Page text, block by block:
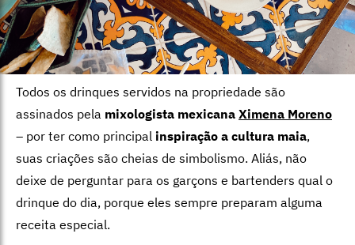
Todos os drinques servidos na propriedade são
assinados pela mixologista mexicana Ximena Moreno
– por ter como principal inspiração a cultura maia,
suas criações são cheias de simbolismo. Aliás, não
deixe de perguntar para os garçons e bartenders qual o
drinque do dia, porque eles sempre preparam alguma
receita especial.